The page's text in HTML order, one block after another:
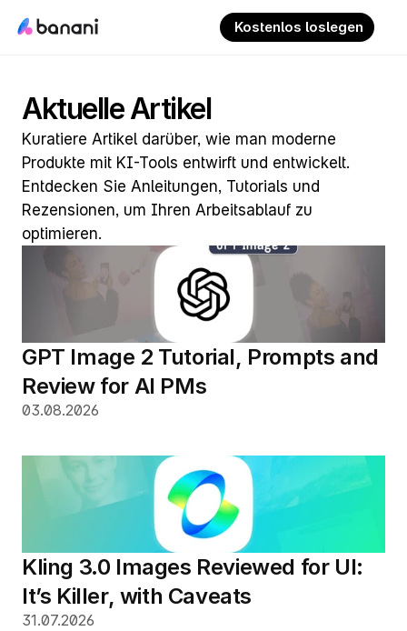
Kostenlos loslegen
Aktuelle Artikel
Kuratiere Artikel darüber, wie man moderne
Produkte mit KI-Tools entwirft und entwickelt.
Entdecken Sie Anleitungen, Tutorials und
Rezensionen, um Ihren Arbeitsablauf zu
optimieren.
GPT Image 2 Tutorial, Prompts and
Review for AI PMs
03.08.2026
Kling 3.0 Images Reviewed for UI:
It’s Killer, with Caveats
31.07.2026